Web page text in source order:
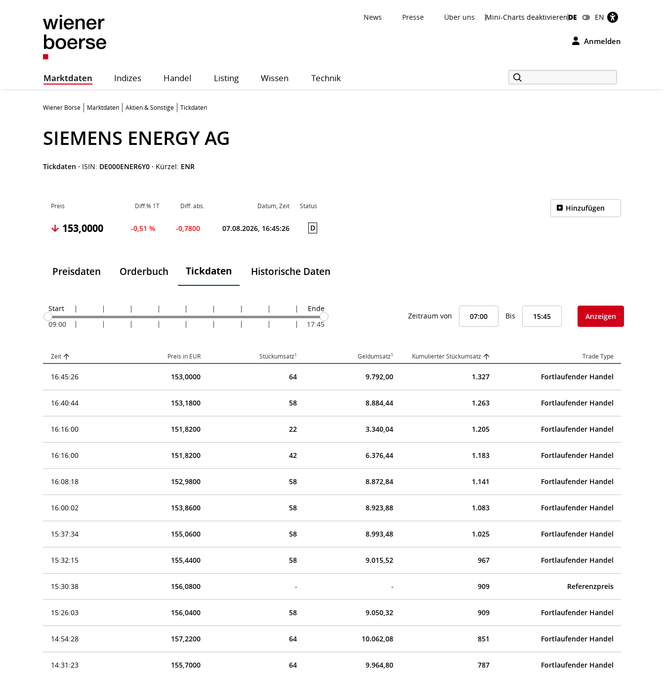
News Presse Über uns Mini-Charts deaktivierenDE EN
Anmelden
Marktdaten Indizes Handel Listing Wissen Technik
Wiener Börse Marktdaten Aktien & Sonstige Tickdaten
SIEMENS ENERGY AG
Tickdaten · ISIN: DE000ENER6Y0 · Kürzel: ENR
Preis Diff.% 1T Diff. abs. Datum, Zeit Status
153,0000 -0,51 % -0,7800 07.08.2026, 16:45:26 D
Hinzufügen
Preisdaten Orderbuch Tickdaten Historische Daten
Start
09:00
Ende
17:45
Zeitraum von Bis Anzeigen
Zeit Preis in EUR Stückumsatz1 Geldumsatz1 Kumulierter Stückumsatz Trade Type
16:45:26 153,0000 64 9.792,00 1.327 Fortlaufender Handel
16:40:44 153,1800 58 8.884,44 1.263 Fortlaufender Handel
16:16:00 151,8200 22 3.340,04 1.205 Fortlaufender Handel
16:16:00 151,8200 42 6.376,44 1.183 Fortlaufender Handel
16:08:18 152,9800 58 8.872,84 1.141 Fortlaufender Handel
16:00:02 153,8600 58 8.923,88 1.083 Fortlaufender Handel
15:37:34 155,0600 58 8.993,48 1.025 Fortlaufender Handel
15:32:15 155,4400 58 9.015,52 967 Fortlaufender Handel
15:30:38 156,0800 - - 909 Referenzpreis
15:26:03 156,0400 58 9.050,32 909 Fortlaufender Handel
14:54:28 157,2200 64 10.062,08 851 Fortlaufender Handel
14:31:23 155,7000 64 9.964,80 787 Fortlaufender Handel